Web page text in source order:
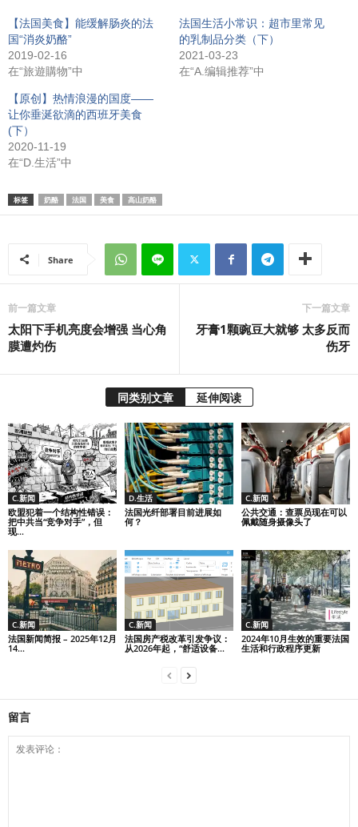
【法国美食】能缓解肠炎的法
国“消炎奶酪”
2019-02-16
在“旅遊購物”中
法国生活小常识：超市里常见
的乳制品分类（下）
2021-03-23
在“A.编辑推荐”中
【原创】热情浪漫的国度——
让你垂涎欲滴的西班牙美食
(下）
2020-11-19
在“D.生活”中
标签 奶酪 法国 美食 高山奶酪
Share
前一篇文章
太阳下手机亮度会增强 当心角
膜遭灼伤
下一篇文章
牙膏1颗豌豆大就够 太多反而
伤牙
同类别文章 延伸阅读
C.新闻
欧盟犯着一个结构性错误：
把中共当“竞争对手”，但
现...
D.生活
法国光纤部署目前进展如
何？
C.新闻
公共交通：查票员现在可以
佩戴随身摄像头了
C.新闻
法国新闻简报 – 2025年12月
14...
C.新闻
法国房产税改革引发争议：
从2026年起，“舒适设备...
C.新闻
2024年10月生效的重要法国
生活和行政程序更新
留言